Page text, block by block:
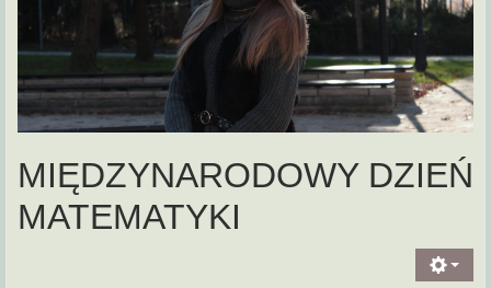
MIĘDZYNARODOWY DZIEŃ
MATEMATYKI